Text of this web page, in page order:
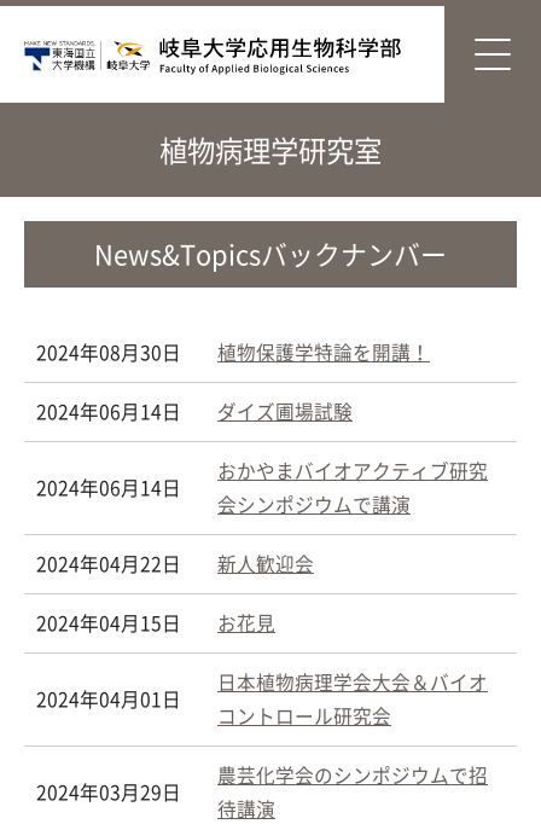
植物病理学研究室
News&Topicsバックナンバー
2024年08月30日 植物保護学特論を開講！
2024年06月14日 ダイズ圃場試験
2024年06月14日
おかやまバイオアクティブ研究
会シンポジウムで講演
2024年04月22日 新人歓迎会
2024年04月15日 お花見
2024年04月01日
日本植物病理学会大会＆バイオ
コントロール研究会
2024年03月29日
農芸化学会のシンポジウムで招
待講演